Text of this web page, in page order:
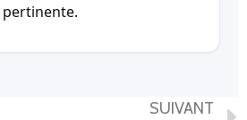
SUIVANT